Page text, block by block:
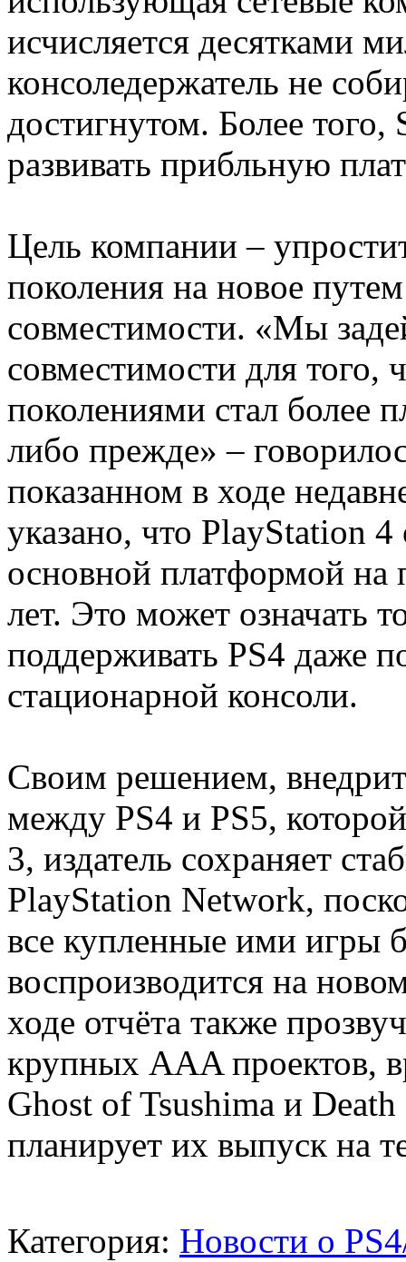
исчисляется десятками
консоледержатель не
достигнутом. Более
развивать прибльную
Цель компании –
поколения на новое
совместимости. «Мы
совместимости для того,
поколениями стал более
либо прежде» –
показанном в ходе
указано, что PlayStation
основной платформой
лет. Это может означать
поддерживать PS4 даже
стационарной консоли.
Своим решением,
между PS4 и PS5,
3, издатель сохраняет
PlayStation Network,
все купленные ими игры
воспроизводится на
ходе отчёта также
крупных AAA проектов,
Ghost of Tsushima и
планирует их выпуск на
Категория: Новости о